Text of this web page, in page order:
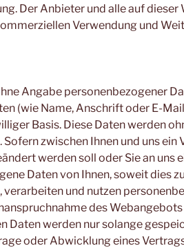
Der Anbieter und alle auf
Verwendung und
Angabe personenbezogener
(wie Name, Anschrift oder E-
Basis. Diese Daten werden
zwischen Ihnen und uns
werden soll oder Sie an uns
Daten von Ihnen, soweit dies
verarbeiten und nutzen
des
Daten werden nur solange
oder Abwicklung eines